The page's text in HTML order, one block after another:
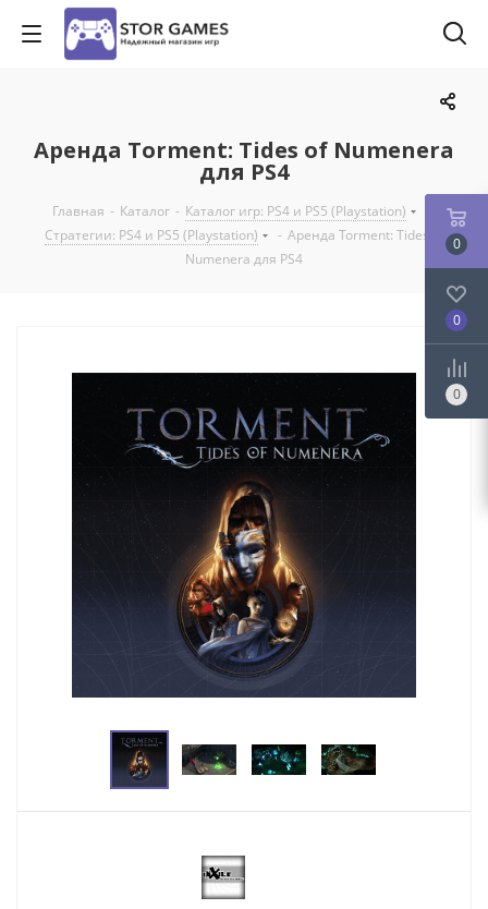
Аренда Torment: Tides of Numenera
для PS4
Главная - Каталог - Каталог игр: PS4 и PS5 (Playstation)
Стратегии: PS4 и PS5 (Playstation)
- Аренда Torment: Tides of
Numenera для PS4
0
0
0